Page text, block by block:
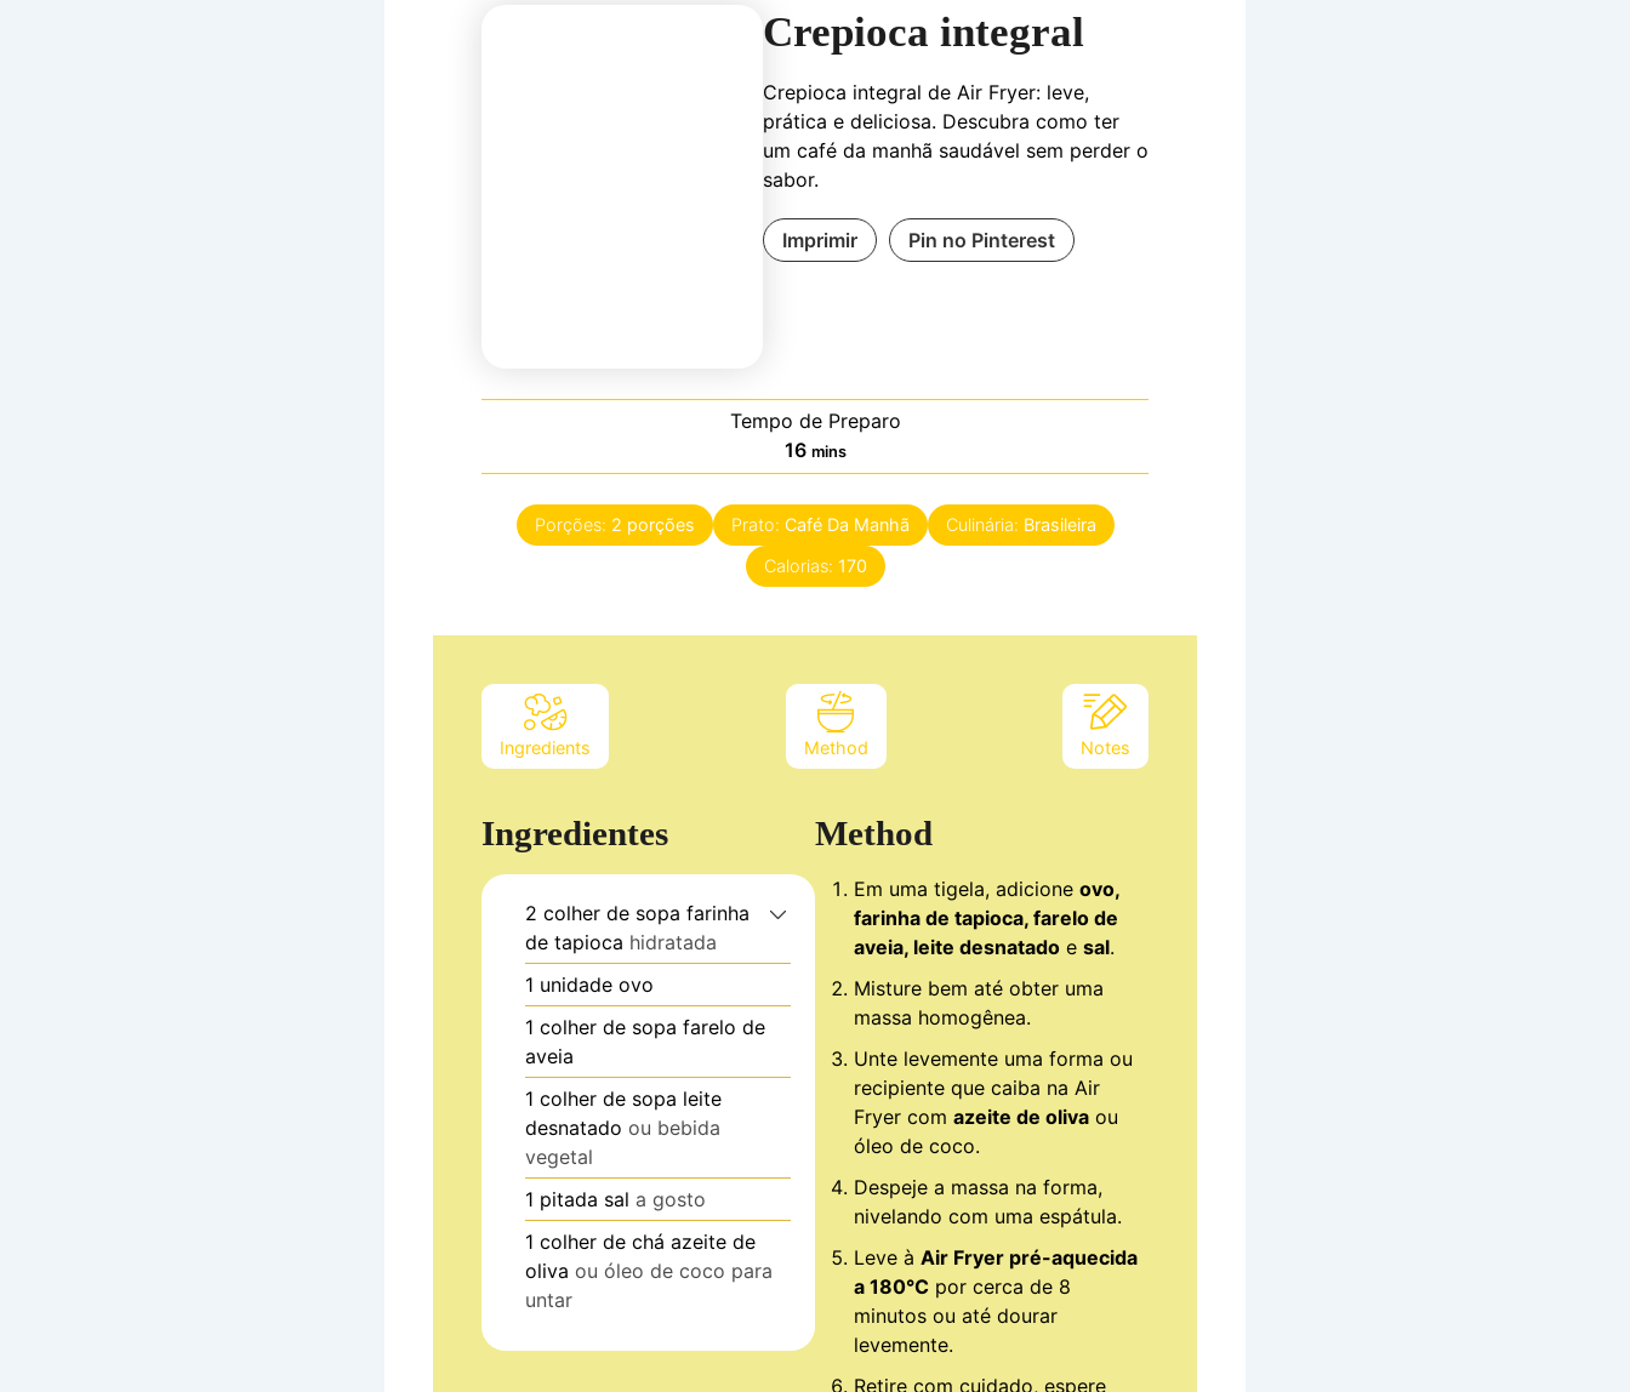
Crepioca integral
Crepioca integral de Air Fryer: leve,
prática e deliciosa. Descubra como ter
um café da manhã saudável sem perder o
sabor.
Imprimir Pin no Pinterest
Tempo de Preparo
16minutes
mins
Porções: 2 porções Prato: Café Da Manhã Culinária: Brasileira
Calorias: 170
Ingredients Method Notes
Ingredientes
2 colher de sopa farinha
de tapioca hidratada
1 unidade ovo
1 colher de sopa farelo de
aveia
1 colher de sopa leite
desnatado ou bebida
vegetal
1 pitada sal a gosto
1 colher de chá azeite de
oliva ou óleo de coco para
untar
Method
Em uma tigela, adicione ovo,
farinha de tapioca, farelo de
aveia, leite desnatado e sal.
Misture bem até obter uma
massa homogênea.
Unte levemente uma forma ou
recipiente que caiba na Air
Fryer com azeite de oliva ou
óleo de coco.
Despeje a massa na forma,
nivelando com uma espátula.
Leve à Air Fryer pré-aquecida
a 180°C por cerca de 8
minutos ou até dourar
levemente.
Retire com cuidado, espere